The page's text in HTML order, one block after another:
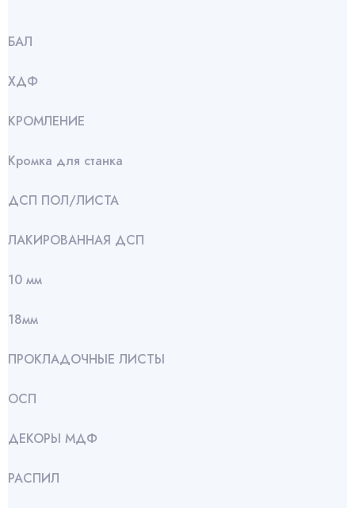
БАЛ
ХДФ
КРОМЛЕНИЕ
Кромка для станка
ДСП ПОЛ/ЛИСТА
ЛАКИРОВАННАЯ ДСП
10 мм
18мм
ПРОКЛАДОЧНЫЕ ЛИСТЫ
ОСП
ДЕКОРЫ МДФ
РАСПИЛ